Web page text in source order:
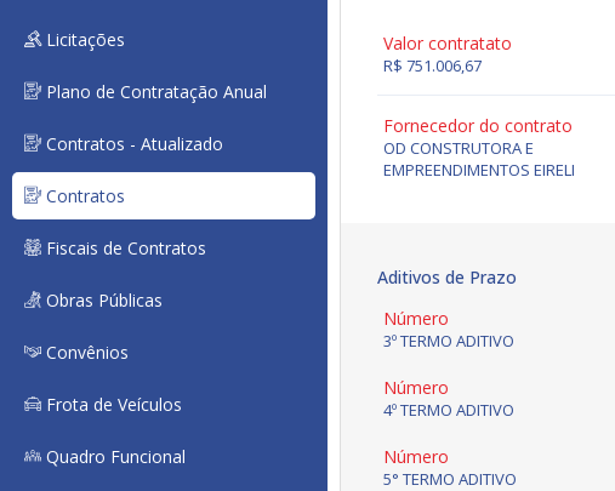
Licitações
Plano de Contratação Anual
Contratos - Atualizado
Contratos
Fiscais de Contratos
Obras Públicas
Convênios
Frota de Veículos
Quadro Funcional
Valor contratato
R$ 751.006,67
Fornecedor do contrato
OD CONSTRUTORA E
EMPREENDIMENTOS EIRELI
Aditivos de Prazo
Número
3º TERMO ADITIVO
Número
4º TERMO ADITIVO
Número
5° TERMO ADITIVO